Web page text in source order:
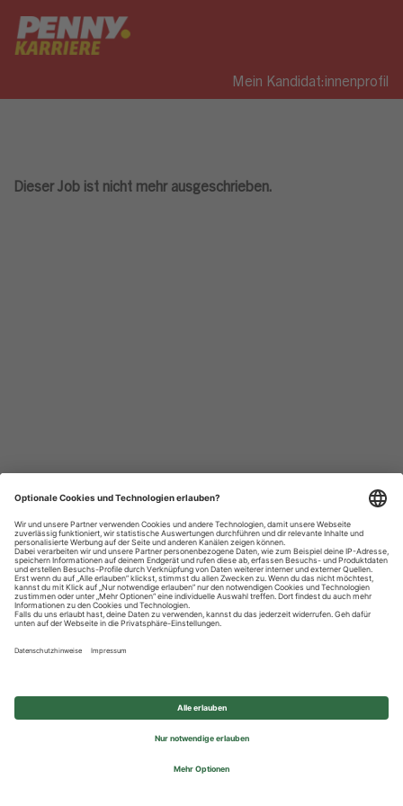
Mein Kandidat:innenprofil
Dieser Job ist nicht mehr ausgeschrieben.
Datenschutzhinweise
Impressum
Privatsphäre-Einstellungen
© 2026 REWE Group - All rights reserved